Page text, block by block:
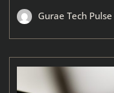
Gurae Tech Pulse